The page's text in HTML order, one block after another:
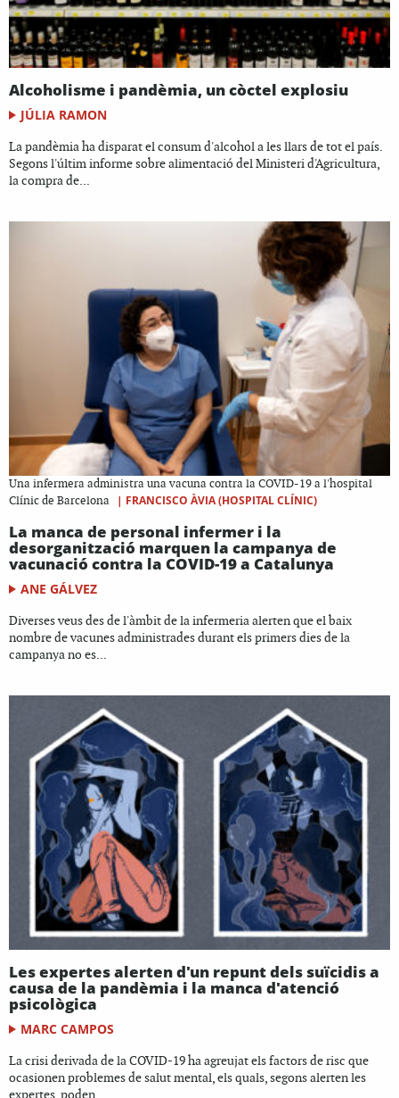
Alcoholisme i pandèmia, un còctel explosiu
JÚLIA RAMON
La pandèmia ha disparat el consum d'alcohol a les llars de tot el país.
Segons l'últim informe sobre alimentació del Ministeri d'Agricultura,
la compra de...
Una infermera administra una vacuna contra la COVID-19 a l'hospital
Clínic de Barcelona
| FRANCISCO ÀVIA (HOSPITAL CLÍNIC)
La manca de personal infermer i la
desorganització marquen la campanya de
vacunació contra la COVID-19 a Catalunya
ANE GÁLVEZ
Diverses veus des de l'àmbit de la infermeria alerten que el baix
nombre de vacunes administrades durant els primers dies de la
campanya no es...
Les expertes alerten d'un repunt dels suïcidis a
causa de la pandèmia i la manca d'atenció
psicològica
MARC CAMPOS
La crisi derivada de la COVID-19 ha agreujat els factors de risc que
ocasionen problemes de salut mental, els quals, segons alerten les